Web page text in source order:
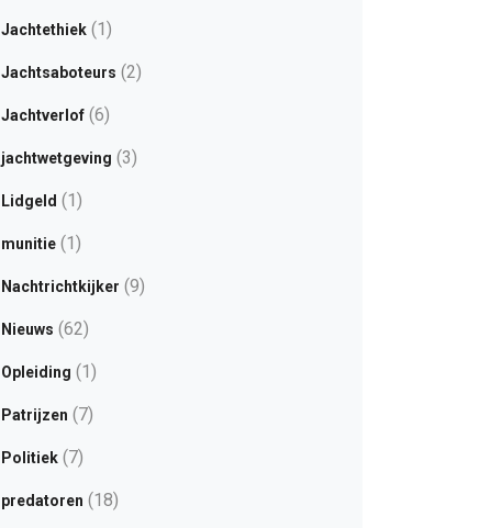
Jachtethiek(1)
Jachtsaboteurs (2)
Jachtverlof(6)
jachtwetgeving (3)
Lidgeld (1)
munitie(1)
Nachtrichtkijker (9)
Nieuws (62)
Opleiding (1)
Patrijzen (7)
Politiek(7)
predatoren (18)